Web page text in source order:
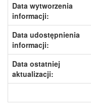
Data wytworzenia
informacji:
Data udostępnienia
informacji:
Data ostatniej
aktualizacji: